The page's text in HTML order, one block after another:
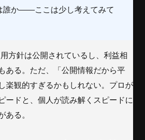
誰か——ここは少し考えてみて
方針は公開されているし、利益相
ある。ただ、「公開情報だから平
楽観的すぎるかもしれない。プロが
ードと、個人が読み解くスピードに
ある。